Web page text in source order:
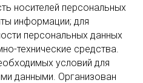
носителей персональных
информации; для
персональных данных
технические средства.
условий для
данными. Организован